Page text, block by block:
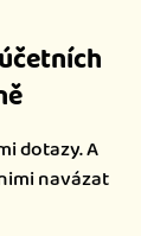
dotazy. A
navázat